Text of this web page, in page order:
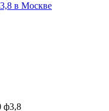
в Москве